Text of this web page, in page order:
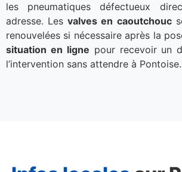
les pneumatiques défectueux
adresse. Lesvalves en caoutchouc
renouvelées si nécessaire après la
situation en ligne pour recevoir un
l’intervention sans attendre à Pontoise.